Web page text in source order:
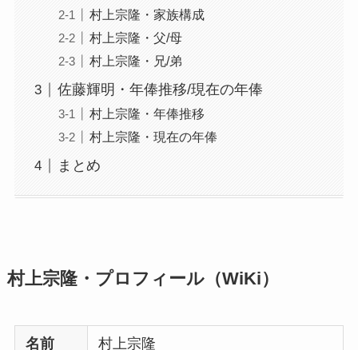
村上宗隆・家族構成
村上宗隆・父/母
村上宗隆・兄/弟
佐藤輝明・年俸推移/現在の年俸
村上宗隆・年俸推移
村上宗隆・現在の年俸
まとめ
村上宗隆・プロフィール（WiKi）
名前 村上宗隆